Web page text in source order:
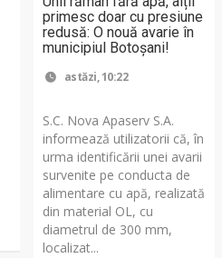
primesc doar cu presiune
redusă: O nouă avarie în
municipiul Botoșani!
astăzi, 10:22
S.C. Nova Apaserv S.A.
informează utilizatorii că, în
urma identificării unei avarii
survenite pe conducta de
alimentare cu apă, realizată
din material OL, cu
diametrul de 300 mm,
localizat...